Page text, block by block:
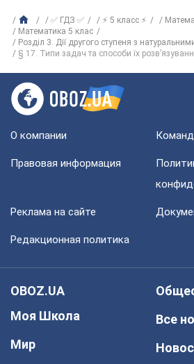
✅ ГДЗ ✅ ⚡ 5 класс ⚡
Математика 5 клас
Розділ 3. Дії другого ступеня з
§ 17. Типи задач та способи їх
О компании
Правовая информация
Реклама на сайте
Редакционная политика
OBOZ.UA
Моя Школа
Мир
Все